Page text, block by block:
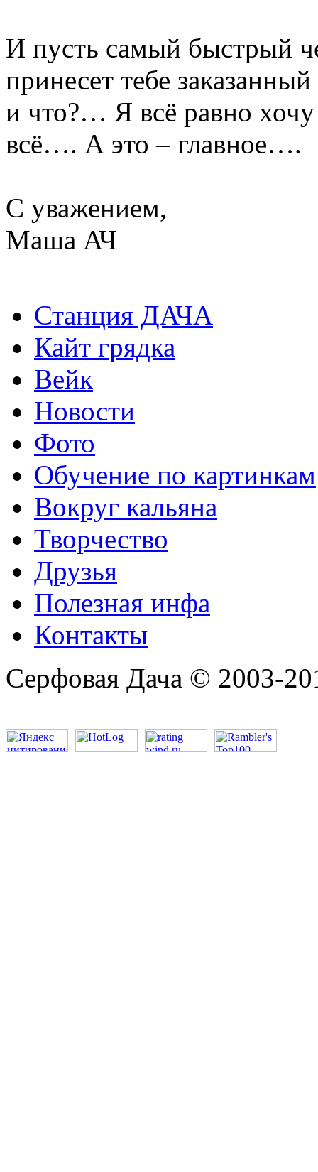
И пусть самый быстрый
принесет тебе
и что?… Я всё равно
всё…. А это – главное….
С уважением,
Маша АЧ
Станция ДАЧА
Кайт грядка
Вейк
Новости
Фото
Обучение по картинкам
Вокруг кальяна
Творчество
Друзья
Полезная инфа
Контакты
Серфовая Дача © 2003-